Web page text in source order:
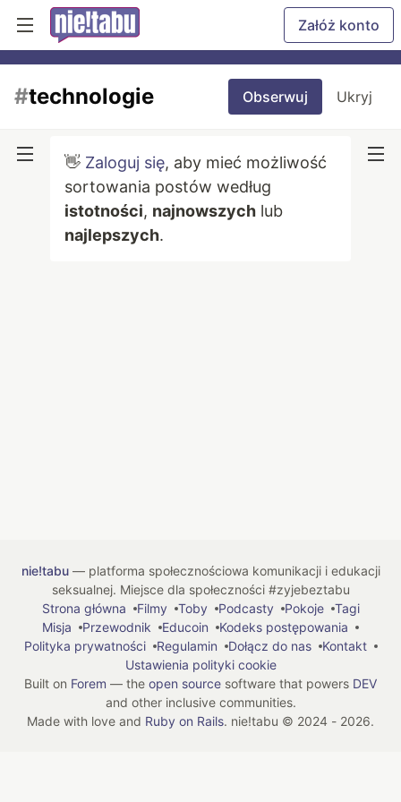
Załóż konto
#technologie Obserwuj Ukryj
👋 Zaloguj się, aby mieć możliwość
sortowania postów według
istotności, najnowszych lub
najlepszych.
nie!tabu— platforma społecznościowa komunikacji i edukacji
seksualnej. Miejsce dla społeczności #zyjebeztabu
Strona główna
Filmy Toby Podcasty Pokoje
Tagi
Misja
Przewodnik Educoin
Kodeks postępowania
Polityka prywatności
Regulamin Dołącz do nas
Kontakt
Ustawienia polityki cookie
Built on Forem — the open source software that powers DEV
and other inclusive communities.
Made with love and Ruby on Rails. nie!tabu © 2024 - 2026.